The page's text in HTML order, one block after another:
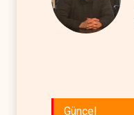
Güncel